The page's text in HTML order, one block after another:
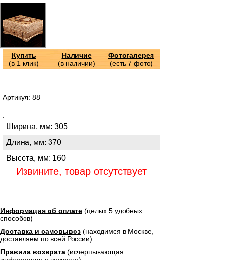
Купить
(в 1 клик)
Наличие
(в наличии)
Фотогалерея
(есть 7 фото)
Артикул: 88
Ширина, мм: 305
Длина, мм: 370
Высота, мм: 160
Извините, товар отсутствует
Информация об оплате (целых 5 удобных
способов)
Доставка и самовывоз (находимся в Москве,
доставляем по всей России)
Правила возврата (исчерпывающая